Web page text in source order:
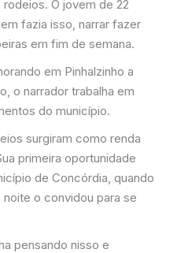
O jovem de 22
fazia isso, narrar fazer
em fim de semana.
em Pinhalzinho a
o narrador trabalha em
do município.
surgiram como renda
primeira oportunidade
de Concórdia, quando
o convidou para se
pensando nisso e